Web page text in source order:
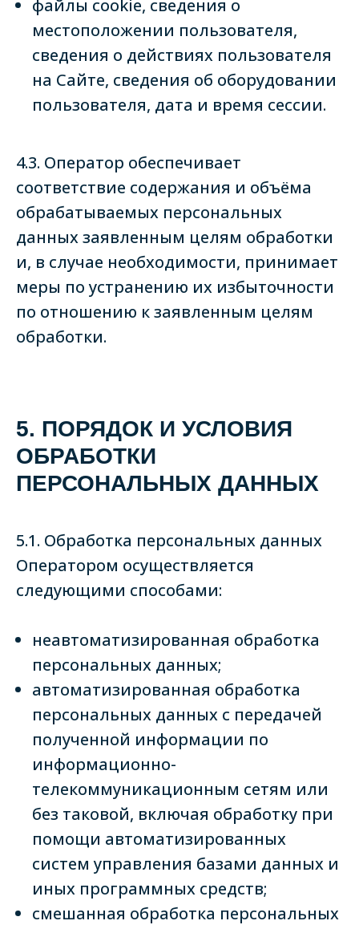
файлы cookie, сведения о
местоположении пользователя,
сведения о действиях пользователя
на Сайте, сведения об оборудовании
пользователя, дата и время сессии.
4.3. Оператор обеспечивает
соответствие содержания и объёма
обрабатываемых персональных
данных заявленным целям обработки
и, в случае необходимости, принимает
меры по устранению их избыточности
по отношению к заявленным целям
обработки.
5. ПОРЯДОК И УСЛОВИЯ
ОБРАБОТКИ
ПЕРСОНАЛЬНЫХ ДАННЫХ
5.1. Обработка персональных данных
Оператором осуществляется
следующими способами:
неавтоматизированная обработка
персональных данных;
автоматизированная обработка
персональных данных с передачей
полученной информации по
информационно-
телекоммуникационным сетям или
без таковой, включая обработку при
помощи автоматизированных
систем управления базами данных и
иных программных средств;
смешанная обработка персональных